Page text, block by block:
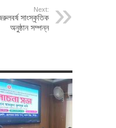
Next:
সাংস্কৃতিক
অনুষ্ঠান সম্পন্ন